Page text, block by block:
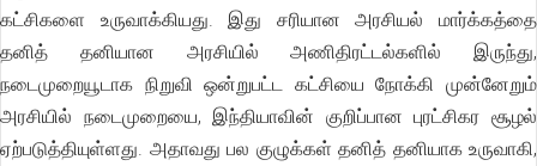
கட்சிகளை உருவாக்கியது. இது சரியான அரசியல் மார்க்கத்தை
தனித் தனியான அரசியில் அணிதிரட்டல்களில் இருந்து,
நடைமுறையூடாக நிறுவி ஒன்றுபட்ட கட்சியை நோக்கி முன்னேறும்
அரசியில் நடைமுறையை, இந்தியாவின் குறிப்பான புரட்சிகர சூழல்
ஏற்படுத்தியுள்ளது. அதாவது பல குழுக்கள் தனித் தனியாக உருவாகி,